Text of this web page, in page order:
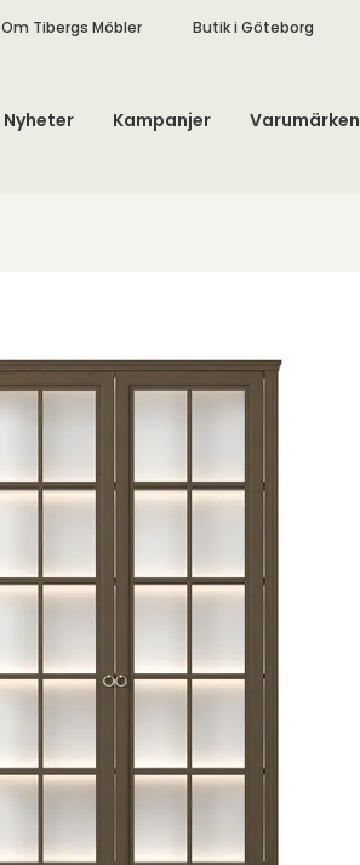
Om Tibergs Möbler Butik i Göteborg
Nyheter Kampanjer Varumärken